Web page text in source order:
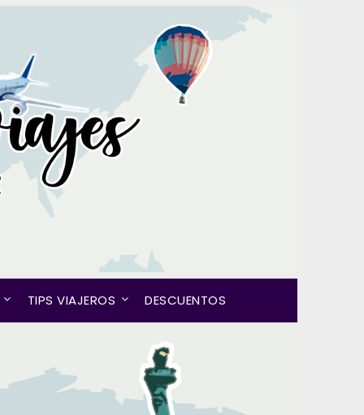
TIPS VIAJEROS DESCUENTOS